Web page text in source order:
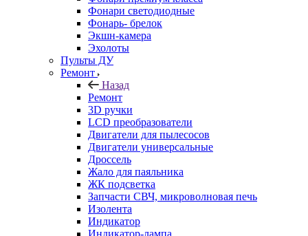
Фонари светодиодные
Фонарь- брелок
Экшн-камера
Эхолоты
Пульты ДУ
Ремонт
Назад
Ремонт
3D ручки
LCD преобразователи
Двигатели для пылесосов
Двигатели универсальные
Дроссель
Жало для паяльника
ЖК подсветка
Запчасти СВЧ, микроволновая печь
Изолента
Индикатор
Индикатор-лампа